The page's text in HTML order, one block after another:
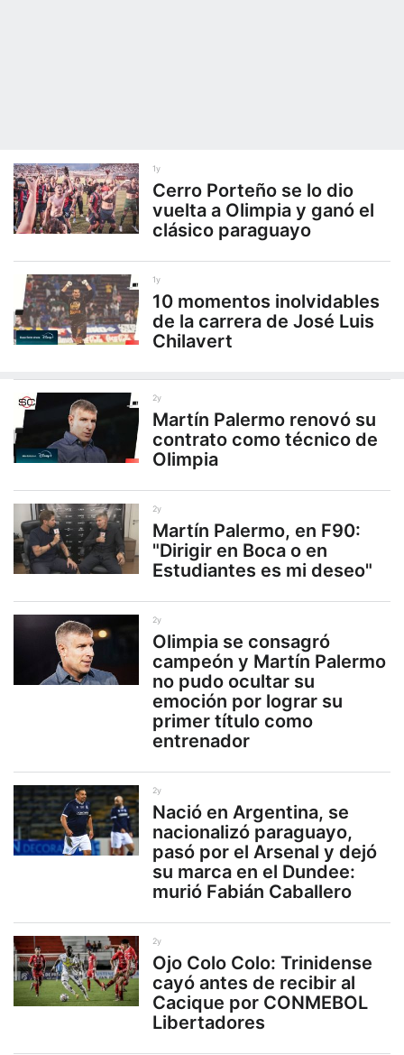
1y
Cerro Porteño se lo dio
vuelta a Olimpia y ganó el
clásico paraguayo
1y
10 momentos inolvidables
de la carrera de José Luis
Chilavert
2y
Martín Palermo renovó su
contrato como técnico de
Olimpia
2y
Martín Palermo, en F90:
"Dirigir en Boca o en
Estudiantes es mi deseo"
2y
Olimpia se consagró
campeón y Martín Palermo
no pudo ocultar su
emoción por lograr su
primer título como
entrenador
2y
Nació en Argentina, se
nacionalizó paraguayo,
pasó por el Arsenal y dejó
su marca en el Dundee:
murió Fabián Caballero
2y
Ojo Colo Colo: Trinidense
cayó antes de recibir al
Cacique por CONMEBOL
Libertadores